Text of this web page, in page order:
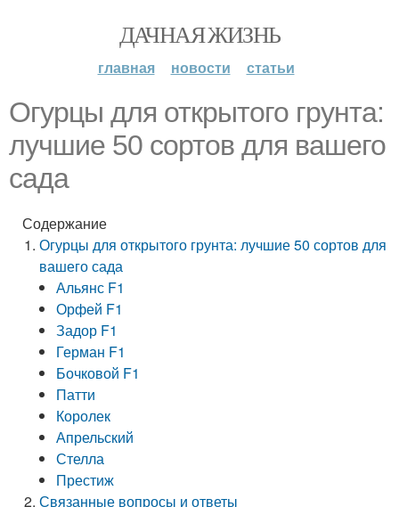
ДАЧНАЯ ЖИЗНЬ
главная новости статьи
Огурцы для открытого грунта:
лучшие 50 сортов для вашего
сада
Содержание
Огурцы для открытого грунта: лучшие 50 сортов для
вашего сада
Альянс F1
Орфей F1
Задор F1
Герман F1
Бочковой F1
Патти
Королек
Апрельский
Стелла
Престиж
Связанные вопросы и ответы